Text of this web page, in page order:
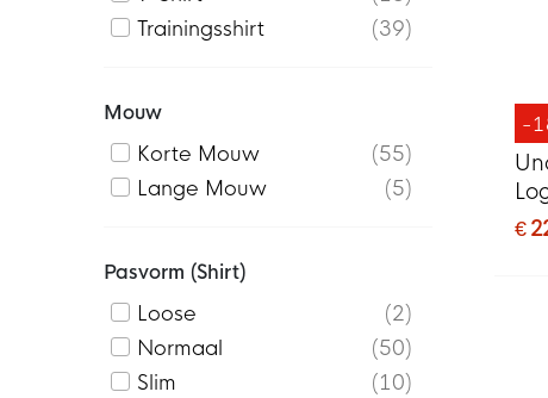
-
€
Trainingsshirt
39
Mouw
Korte Mouw
55
Lange Mouw
5
Pasvorm (shirt)
Loose
2
Normaal
50
Slim
10